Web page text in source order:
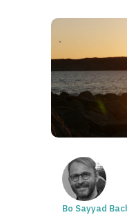
Bo Sayyad